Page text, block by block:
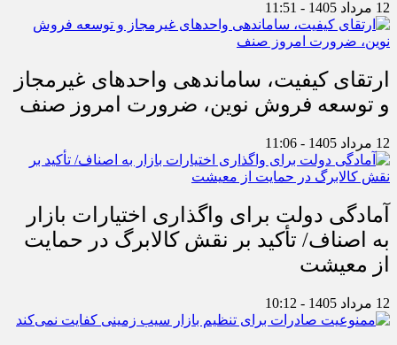
12 مرداد 1405 - 11:51
ارتقای کیفیت، ساماندهی واحدهای غیرمجاز
و توسعه فروش نوین، ضرورت امروز صنف
12 مرداد 1405 - 11:06
آمادگی دولت برای واگذاری اختیارات بازار
به اصناف/ تأکید بر نقش کالابرگ در حمایت
از معیشت
12 مرداد 1405 - 10:12